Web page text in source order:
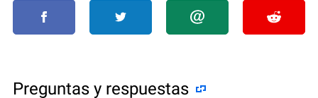
Preguntas y respuestas